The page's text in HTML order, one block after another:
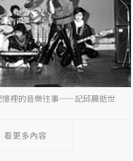
憶裡的音樂往事——記邱晨逝世
看更多內容